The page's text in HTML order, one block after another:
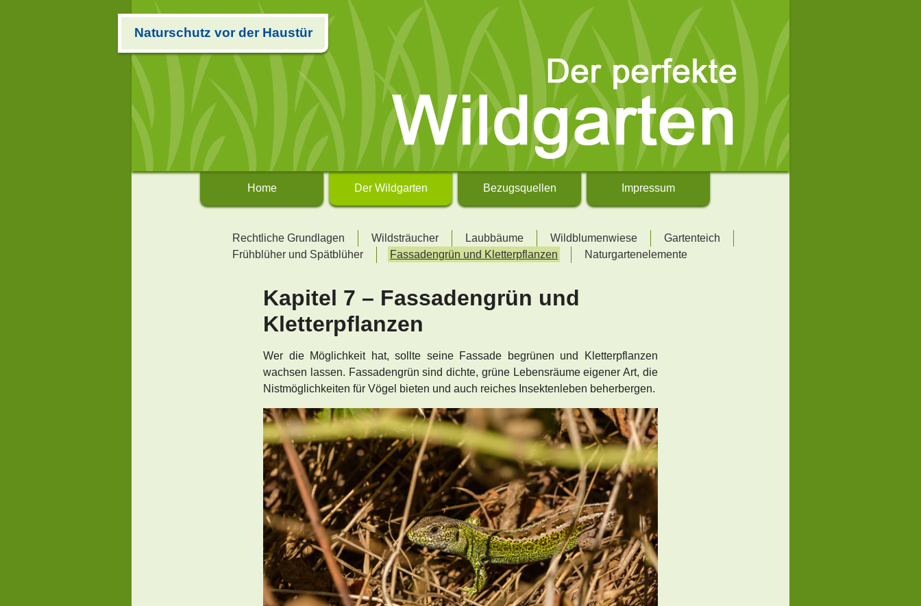
Naturschutz vor der Haustür
Home Der Wildgarten Bezugsquellen Impressum
Rechtliche Grundlagen Wildsträucher Laubbäume Wildblumenwiese
Gartenteich
Frühblüher und Spätblüher
Fassadengrün und Kletterpflanzen Naturgartenelemente
Kapitel 7 – Fassadengrün und
Kletterpflanzen
Wer die Möglichkeit hat, sollte seine Fassade begrünen und Kletterpflanzen
wachsen lassen. Fassadengrün sind dichte, grüne Lebensräume eigener Art, die
Nistmöglichkeiten für Vögel bieten und auch reiches Insektenleben beherbergen.